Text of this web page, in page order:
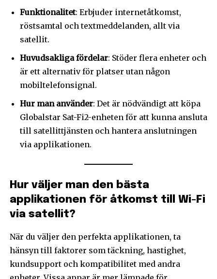
Funktionalitet: Erbjuder internetåtkomst,
röstsamtal och textmeddelanden, allt via
satellit.
Huvudsakliga fördelar: Stöder flera enheter och
är ett alternativ för platser utan någon
mobiltelefonsignal.
Hur man använder: Det är nödvändigt att köpa
Globalstar Sat-Fi2-enheten för att kunna ansluta
till satellittjänsten och hantera anslutningen
via applikationen.
Hur väljer man den bästa
applikationen för åtkomst till Wi-Fi
via satellit?
När du väljer den perfekta applikationen, ta
hänsyn till faktorer som täckning, hastighet,
kundsupport och kompatibilitet med andra